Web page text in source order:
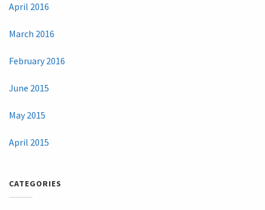
April 2016
March 2016
February 2016
June 2015
May 2015
April 2015
CATEGORIES